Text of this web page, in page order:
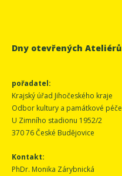
Dny otevřených Ateliérů
pořadatel:
Krajský úřad Jihočeského kraje
Odbor kultury a památkové péče
U Zimního stadionu 1952/2
370 76 České Budějovice
Kontakt:
PhDr. Monika Zárybnická